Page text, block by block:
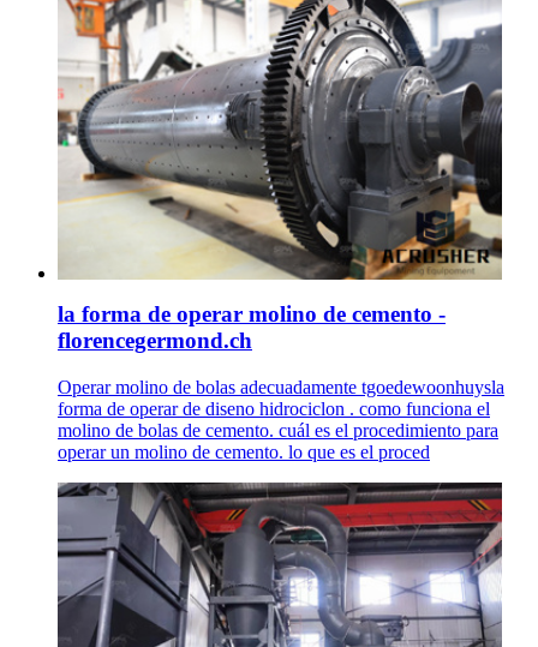
la forma de operar molino de cemento -
florencegermond.ch
Operar molino de bolas adecuadamente tgoedewoonhuysla
forma de operar de diseno hidrociclon . como funciona el
molino de bolas de cemento. cuál es el procedimiento para
operar un molino de cemento. lo que es el proced